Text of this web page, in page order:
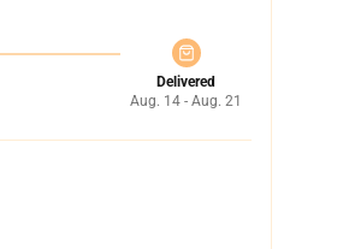
Delivered
Aug. 14 - Aug. 21